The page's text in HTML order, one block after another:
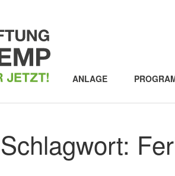
ANLAGE
Schlagwort: